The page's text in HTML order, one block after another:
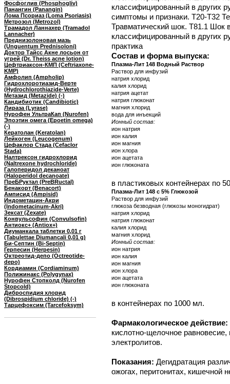
Фосфоглив (Phosphogliv)
Панангин (Panangin)
Лома Псориаз (Loma Psoriasis)
Метрозол (Metrozol)
Трамадол Ланнахер (Tramadol
Lannacher)
Преднизолоновая мазь
(Unguentum Prednisoloni)
Доктор Тайсс Акне лосьон от
угрей (Dr. Theiss acne lotion)
Цефтриаксон-КМП (Ceftriaxone-
KMP)
Амфолип (Ampholip)
Гидрохлоротиазид-Верте
(Hydrochlorothiazide-Verte)
Метазид (Metazide) (-)
Кандибиотик (Candibiotic)
Лираза (Lyrase)
Нурофен УльтраКап (Nurofen)
Эпоэтин омега (Epoetin omega)
(-)
Кератолан (Keratolan)
Лейкоген (Leucogenum)
Цефаклор Стада (Cefaclor
Stada)
Налтрексон гидрохлорид
(Naltrexone hydrochloride)
Галоперидол деканоат
(Haloperidol decanoate)
ПреБРуктал (PreBRuctal)
Бенакорт (Benacort)
Амписид (Ampisid)
Индометацин-Акри
(Indometacinum-Akri)
Зексат (Zexate)
Конвульсофин (Convulsofin)
Антиокс+ (Antiox+)
Диуманкала таблетки 0,01 г
(Tabulettae Diumancali 0,01 g)
Би-Септин (Bi-Septin)
Герпесин (Herpesin)
Октреотид-депо (Octreotide-
depo)
Кордиамин (Cordiaminum)
Полижинакс (Polygynax)
Нурофен Стопколд (Nurofen
Stopcold)
Диброспидия хлорид
(Dibrospidium chloride) (-)
Тарцефоксим (Tarcefoksym)
классифицированный в других
симптомы и признаки. T20-T32
Травматический шок. T81.1 Шок
классифицированный в других
практика
Состав и форма выпуска:
Плазма-Лит 148 Водный Раствор
Раствор для инфузий
натрия хлорид
калия хлорид
натрия ацетат
натрия глюконат
магния хлорид
вода для инъекций
Ионный состав:
ион натрия
ион калия
ион магния
ион хлора
ион ацетата
ион глюконата
в пластиковых контейнерах по
Плазма-Лит 148 c 5% Глюкозой
Раствор для инфузий
глюкоза безводная (глюкозы моногидрат)
натрия хлорид
натрия глюконат
калия хлорид
магния хлорид
Ионный состав:
ион натрия
ион калия
ион магния
ион хлора
ион ацетата
ион глюконата
в контейнерах по 1000 мл.
Фармакологическое действие:
кислотно-щелочное
электролитов.
Показания: Дегидратация
ожогах, перитонитах, кишечной